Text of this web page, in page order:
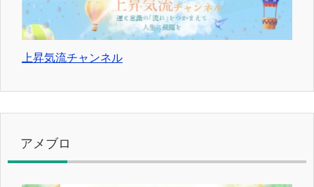
上昇気流チャンネル
アメブロ